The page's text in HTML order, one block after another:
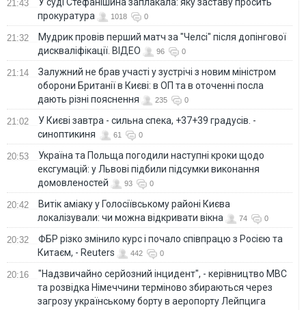
21:43
У суді Стефанішина заплакала: яку заставу просить
прокуратура
1018 0
21:32
Мудрик провів перший матч за "Челсі" після допінгової
дискваліфікації. ВІДЕО
96 0
21:14
Залужний не брав участі у зустрічі з новим міністром
оборони Британії в Києві: в ОП та в оточенні посла
дають різні пояснення
235 0
21:02
У Києві завтра - сильна спека, +37+39 градусів. -
синоптикиня
61 0
20:53
Україна та Польща погодили наступні кроки щодо
ексгумацій: у Львові підбили підсумки виконання
домовленостей
93 0
20:42
Витік аміаку у Голосіївському районі Києва
локалізували: чи можна відкривати вікна
74 0
20:32
ФБР різко змінило курс і почало співпрацю з Росією та
Китаєм, - Reuters
442 0
20:16
"Надзвичайно серйозний інцидент", - керівництво МВС
та розвідка Німеччини терміново збираються через
загрозу українському борту в аеропорту Лейпцига